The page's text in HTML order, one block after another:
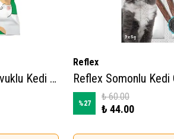
Reflex Plus Lickylick Tavuklu Kedi Sıvı Ödül Maması 15gr (4 Adet)
Reflex
%27
₺ 60.00
₺ 44.00